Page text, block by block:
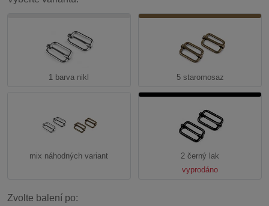
1 barva nikl 5 staromosaz
mix náhodných variant
2 černý lak
vyprodáno
Zvolte balení po: